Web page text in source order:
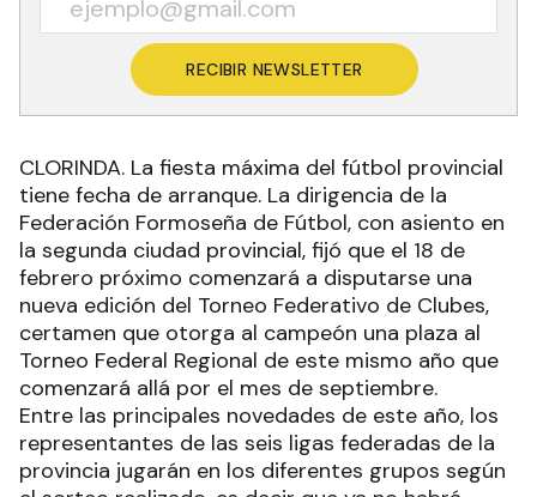
RECIBIR NEWSLETTER
CLORINDA. La fiesta máxima del fútbol provincial
tiene fecha de arranque. La dirigencia de la
Federación Formoseña de Fútbol, con asiento en
la segunda ciudad provincial, fijó que el 18 de
febrero próximo comenzará a disputarse una
nueva edición del Torneo Federativo de Clubes,
certamen que otorga al campeón una plaza al
Torneo Federal Regional de este mismo año que
comenzará allá por el mes de septiembre.
Entre las principales novedades de este año, los
representantes de las seis ligas federadas de la
provincia jugarán en los diferentes grupos según